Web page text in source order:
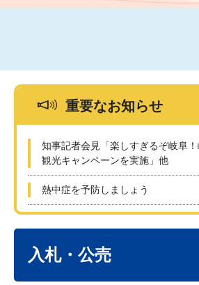
重要なお知らせ
知事記者会見「楽しすぎるぞ岐阜
観光キャンペーンを実施」他
熱中症を予防しましょう
入札・公売